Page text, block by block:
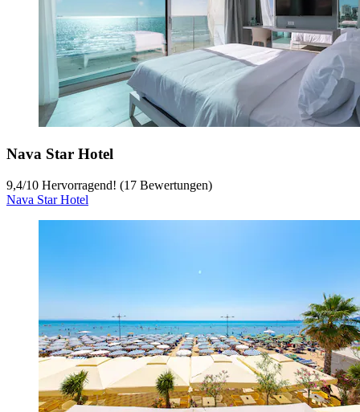
Nava Star Hotel
9,4/10 Hervorragend! (17 Bewertungen)
Nava Star Hotel